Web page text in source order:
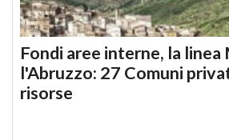
Fondi aree interne, la linea
l'Abruzzo: 27 Comuni
risorse